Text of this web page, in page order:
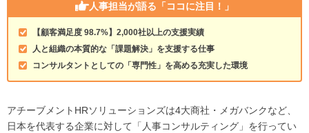
人事担当が語る 「ココに注目！」
【顧客満足度 98.7%】2,000社以上の支援実績
人と組織の本質的な「課題解決」を支援する仕事
コンサルタントとしての「専門性」を高める充実した環境
アチーブメントHRソリューションズは4大商社・メガバンクなど、
日本を代表する企業に対して「人事コンサルティング」を行ってい